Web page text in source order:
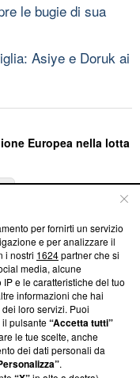
le bugie di sua
Asiye e Doruk ai
Europea nella lotta
su Blasting
ci impegniamo a
nostra aderenza a
News non è
richiesto di farne
una verifica di
per fornirti un servizio
e per analizzare il
i nostri 1624partner che si
media, alcune
e le caratteristiche del tuo
informazioni che hai
loro servizi. Puoi
il pulsante“Accetta tutti”
le tue scelte, anche
dei dati personali da
.